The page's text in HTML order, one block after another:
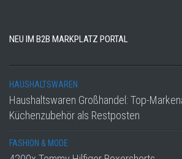
NEU IM B2B MARKPLATZ PORTAL
HAUSHALTSWAREN
Haushaltswaren Großhandel: Top-
Küchenzubehör als Restposten
FASHION & MODE